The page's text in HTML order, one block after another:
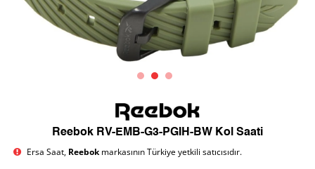
Reebok RV-EMB-G3-PGIH-BW Kol Saati
Ersa Saat, Reebokmarkasının Türkiye yetkili satıcısıdır.